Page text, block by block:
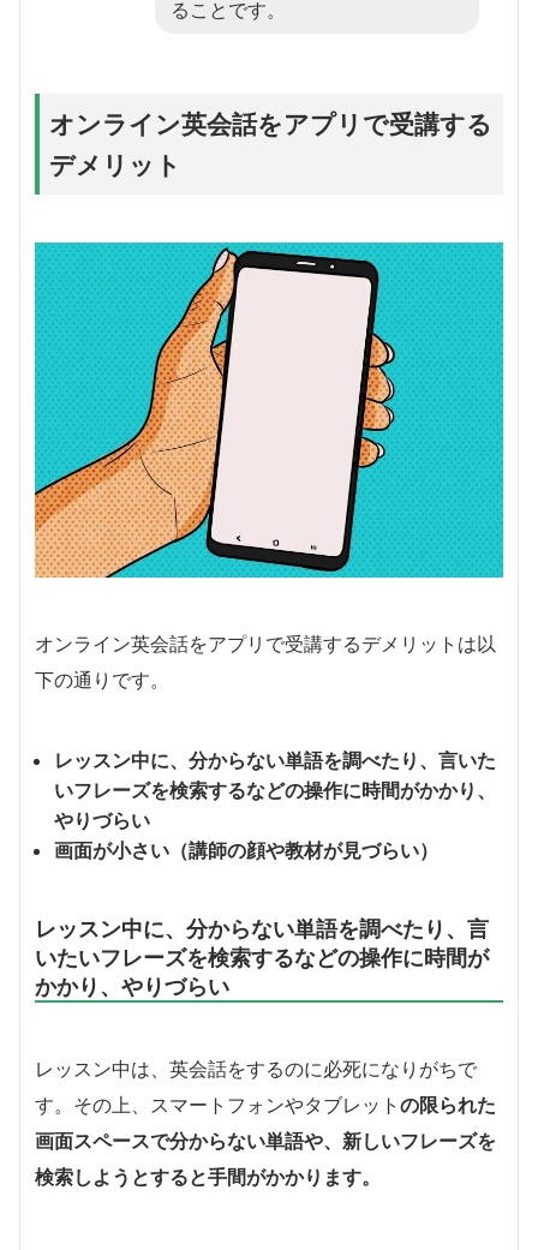
ることです。
オンライン英会話をアプリで受講する
デメリット
オンライン英会話をアプリで受講するデメリットは以
下の通りです。
レッスン中に、分からない単語を調べたり、言いた
いフレーズを検索するなどの操作に時間がかかり、
やりづらい
画面が小さい（講師の顔や教材が見づらい）
レッスン中に、分からない単語を調べたり、言
いたいフレーズを検索するなどの操作に時間が
かかり、やりづらい
レッスン中は、英会話をするのに必死になりがちで
す。その上、スマートフォンやタブレット の限られた
画面スペースで分からない単語や、新しいフレーズを
検索しようとすると手間がかかります。